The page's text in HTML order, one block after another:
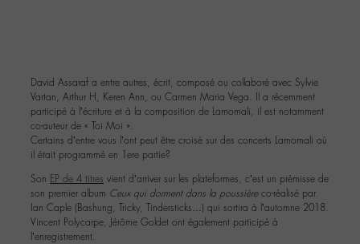
David Assaraf a entre autres, écrit, composé ou collaboré avec Sylvie
Vartan, Arthur H, Keren Ann, ou Carmen Maria Vega. Il a récemment
participé à l’écriture et à la composition de Lamomali, il est notamment
co-auteur de « Toi Moi ».
Certains d’entre vous l’ont peut être croisé sur des concerts Lamomali où
il était programmé en 1ere partie?
Son EP de 4 titres vient d’arriver sur les plateformes, c’est un prémisse de
son premier album Ceux qui dorment dans la poussièreco-réalisé par
Ian Caple (Bashung, Tricky, Tindersticks…) qui sortira à l’automne 2018.
Vincent Polycarpe, Jérôme Goldet ont également participé à
l’enregistrement.